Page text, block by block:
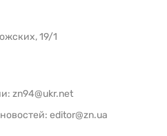
19/1
zn94@ukr.net
editor@zn.ua